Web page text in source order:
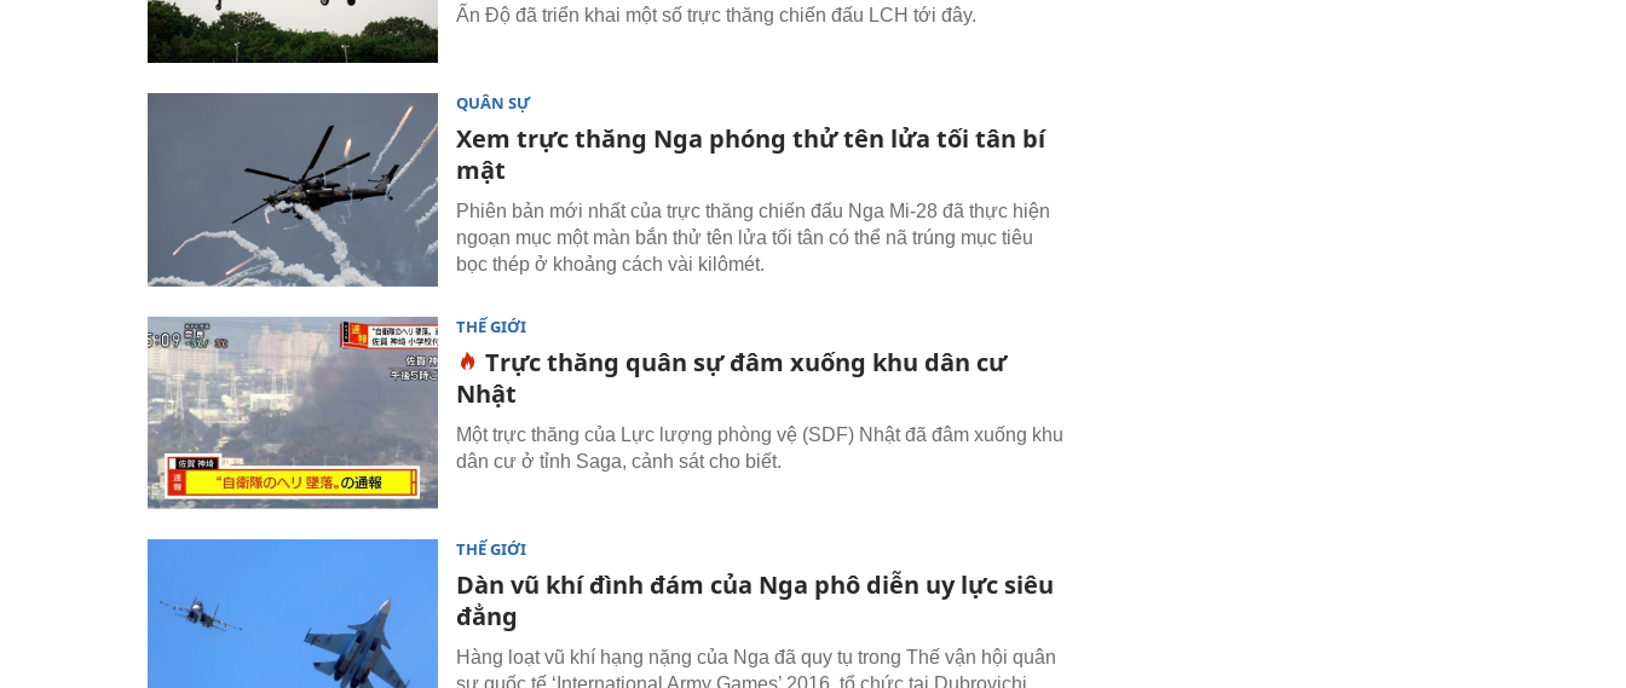
Ấn Độ đã triển khai một số trực thăng chiến đấu LCH tới đây.
QUÂN SỰ
Xem trực thăng Nga phóng thử tên lửa tối tân bí
mật
Phiên bản mới nhất của trực thăng chiến đấu Nga Mi-28 đã thực hiện
ngoạn mục một màn bắn thử tên lửa tối tân có thể nã trúng mục tiêu
bọc thép ở khoảng cách vài kilômét.
THẾ GIỚI
Trực thăng quân sự đâm xuống khu dân cư
Nhật
Một trực thăng của Lực lượng phòng vệ (SDF) Nhật đã đâm xuống khu
dân cư ở tỉnh Saga, cảnh sát cho biết.
THẾ GIỚI
Dàn vũ khí đình đám của Nga phô diễn uy lực siêu
đẳng
Hàng loạt vũ khí hạng nặng của Nga đã quy tụ trong Thế vận hội quân